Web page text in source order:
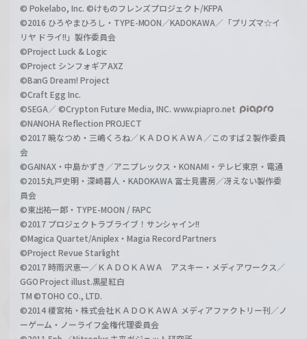
© Pokelabo, Inc. ©けものフレンズプロジェクト/KFPA
©2016 ひろやまひろし・TYPE-MOON／KADOKAWA／「プリズマ☆イ
リヤ ドライ!!」製作委員会
©Project Luck & Logic
©Project シンフォギアAXZ
©BanG Dream! Project
©Craft Egg Inc.
©SEGA／ ©Crypton Future Media, INC. www.piapro.net
©NANOHA Reflection PROJECT
©2017 暁なつめ・三嶋くろね／ＫＡＤＯＫＡＷＡ／このすば２製作委員
会
©GAINAX・中島かずき／アニプレックス・KONAMI・テレビ東京・電通
©2015丸戸史明・深崎暮人・KADOKAWA 富士見書房／冴えない製作委
員会
©東出祐一郎・TYPE-MOON / FAPC
©2017 プロジェクトラブライブ！サンシャイン!!
©Magica Quartet/Aniplex・Magia Record Partners
©Project Revue Starlight
©2017 時雨沢恵一／ＫＡＤＯＫＡＷＡ アスキー・メディアワークス／
GGO Project illust.黒星紅白
TM ©TOHO CO., LTD.
©2014 榎宮祐・株式会社ＫＡＤＯＫＡＷＡ メディアファクトリー刊／ノ
ーゲーム・ノーライフ全権代理委員会